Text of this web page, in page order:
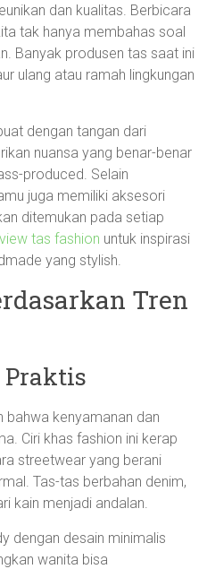
dan kualitas. Berbicara
tak hanya membahas soal
Banyak produsen tas saat ini
ulang atau ramah lingkungan
dengan tangan dari
nuansa yang benar-benar
produced. Selain
juga memiliki aksesori
ditemukan pada setiap
tas fashion untuk inspirasi
yang stylish.
Tren
Praktis
bahwa kenyamanan dan
Ciri khas fashion ini kerap
streetwear yang berani
Tas-tas berbahan denim,
kain menjadi andalan.
dengan desain minimalis
wanita bisa